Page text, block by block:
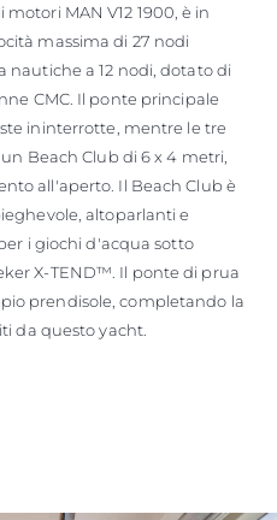
MAN V12 1900, è in
massima di 27 nodi
nautiche a 12 nodi, dotato di
CMC. Il ponte principale
ininterrotte, mentre le tre
Beach Club di 6 x 4 metri,
all'aperto. Il Beach Club è
altoparlanti e
i giochi d'acqua sotto
X-TEND™. Il ponte di prua
prendisole, completando la
da questo yacht.